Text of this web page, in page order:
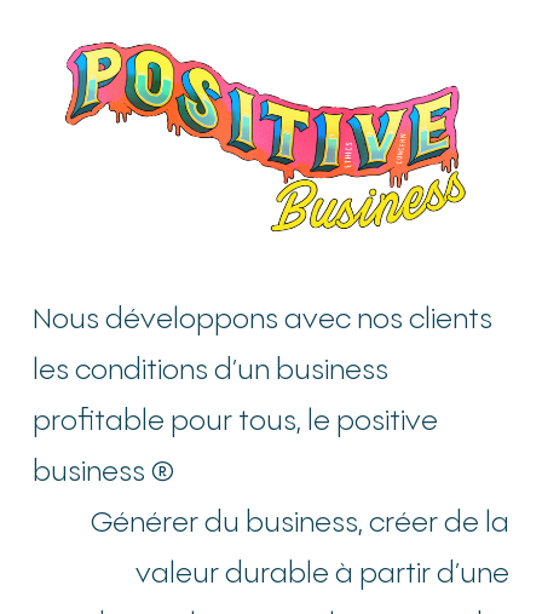
Nous développons avec nos clients
les conditions d’un business
profitable pour tous, le positive
business ®
Générer du business, créer de la
valeur durable à partir d’une